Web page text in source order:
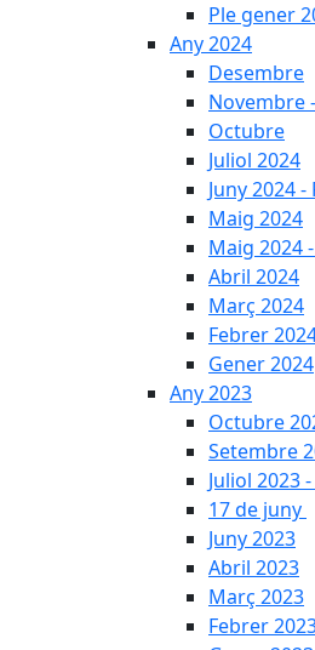
Ple gener
Any 2024
Desembre
Novembre
Octubre
Juliol 2024
Juny 2024
Maig 2024
Maig 2024
Abril 2024
Març 2024
Febrer
Gener 2024
Any 2023
Octubre
Setembre
Juliol 2023
17 de juny
Juny 2023
Abril 2023
Març 2023
Febrer